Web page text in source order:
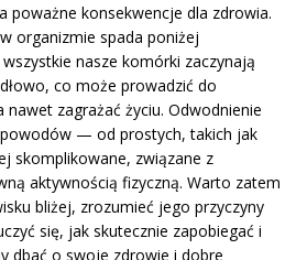
poważne konsekwencje dla zdrowia.
organizmie spada poniżej
nasze komórki zaczynają
co może prowadzić do
zagrażać życiu. Odwodnienie
— od prostych, takich jak
skomplikowane, związane z
aktywnością fizyczną. Warto zatem
bliżej, zrozumieć jego przyczyny
się, jak skutecznie zapobiegać i
dbać o swoje zdrowie i dobre